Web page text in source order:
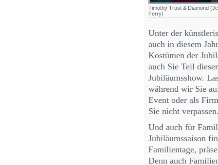
Timothy Trust & Diamond
Ferry)
Unter der
auch in diesem
Kostümen der
auch Sie Teil
Jubiläumsshow.
während wir Sie
Event oder als
Sie nicht
Und auch für
Jubiläumssaison
Familientage,
Denn auch